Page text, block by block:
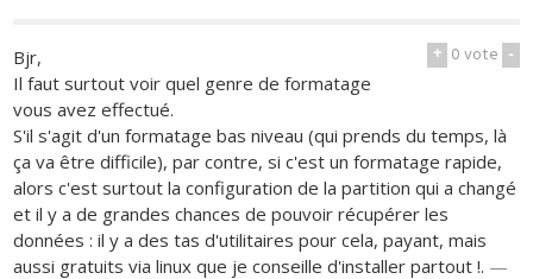
+ 0vote -
Bjr,
Il faut surtout voir quel genre de formatage
vous avez effectué.
S'il s'agit d'un formatage bas niveau (qui prends du temps, là
ça va être difficile), par contre, si c'est un formatage rapide,
alors c'est surtout la configuration de la partition qui a changé
et il y a de grandes chances de pouvoir récupérer les
données : il y a des tas d'utilitaires pour cela, payant, mais
aussi gratuits via linux que je conseille d'installer partout !. —